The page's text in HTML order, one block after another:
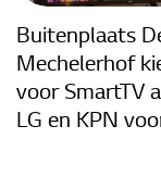
Buitenplaats
Mechelerhof
voor SmartTV
LG en KPN